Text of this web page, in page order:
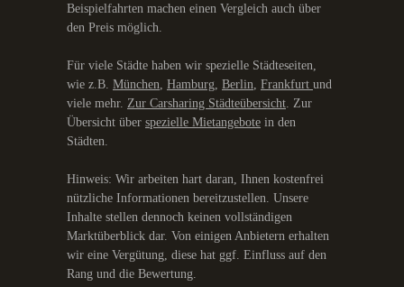
Beispielfahrten machen einen Vergleich auch über
den Preis möglich.
Für viele Städte haben wir spezielle Städteseiten,
wie z.B. München Hamburg Berlin Frankfurt und
viele mehr. Zur Carsharing Städteübersicht . Zur
Übersicht über spezielle Mietangebote in den
Städten.
Hinweis: Wir arbeiten hart daran, Ihnen kostenfrei
nützliche Informationen bereitzustellen. Unsere
Inhalte stellen dennoch keinen vollständigen
Marktüberblick dar. Von einigen Anbietern erhalten
wir eine Vergütung, diese hat ggf. Einfluss auf den
Rang und die Bewertung.